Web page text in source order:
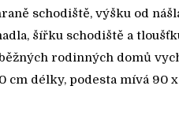
schodiště, výšku od
šířku schodiště a
rodinných domů
cm délky, podesta mívá 90